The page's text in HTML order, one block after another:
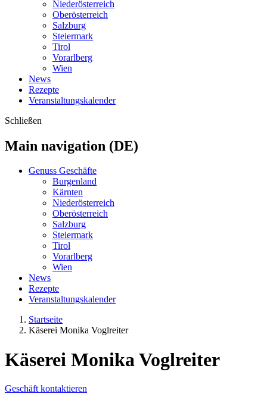
Niederösterreich
Oberösterreich
Salzburg
Steiermark
Tirol
Vorarlberg
Wien
News
Rezepte
Veranstaltungskalender
Schließen
Main navigation (DE)
Genuss Geschäfte
Burgenland
Kärnten
Niederösterreich
Oberösterreich
Salzburg
Steiermark
Tirol
Vorarlberg
Wien
News
Rezepte
Veranstaltungskalender
Startseite
Käserei Monika Voglreiter
Käserei Monika Voglreiter
Geschäft kontaktieren